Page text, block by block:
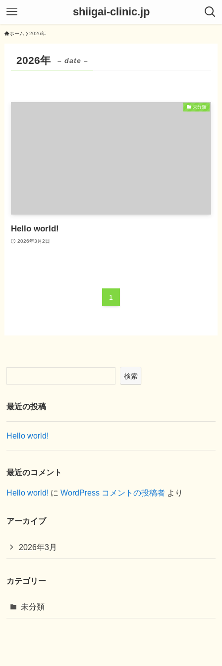
shiigai-clinic.jp
ホーム 2026年
2026年 – date –
未分類
Hello world!
2026年3月2日
1
検索
最近の投稿
Hello world!
最近のコメント
Hello world! にWordPress コメントの投稿者 より
アーカイブ
2026年3月
カテゴリー
未分類